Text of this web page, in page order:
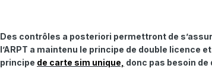
Des contrôles a posteriori permettront de
l’ARPT a maintenu le principe de double licence et
principe de carte sim unique, donc pas besoin de